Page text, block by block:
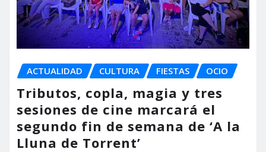
ACTUALIDAD CULTURA FIESTAS OCIO
Tributos, copla, magia y tres
sesiones de cine marcará el
segundo fin de semana de ‘A la
Lluna de Torrent’